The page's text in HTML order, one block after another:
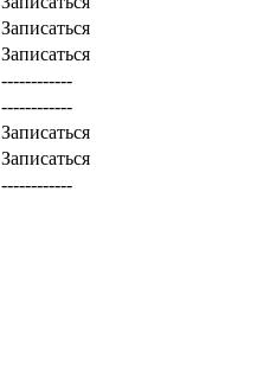
Записаться
Записаться
------------
------------
Записаться
Записаться
------------